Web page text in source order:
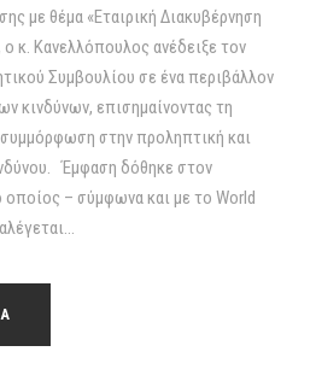
με θέμα «Εταιρική Διακυβέρνηση
ο κ. Κανελλόπουλος ανέδειξε τον
Συμβουλίου σε ένα περιβάλλον
κινδύνων, επισημαίνοντας τη
στην προληπτική και
Έμφαση δόθηκε στον
οποίος – σύμφωνα και με το World